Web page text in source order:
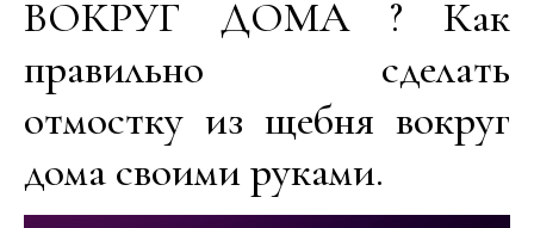
ВОКРУГ ДОМА ? Как
правильно сделать
отмостку из щебня вокруг
дома своими руками.